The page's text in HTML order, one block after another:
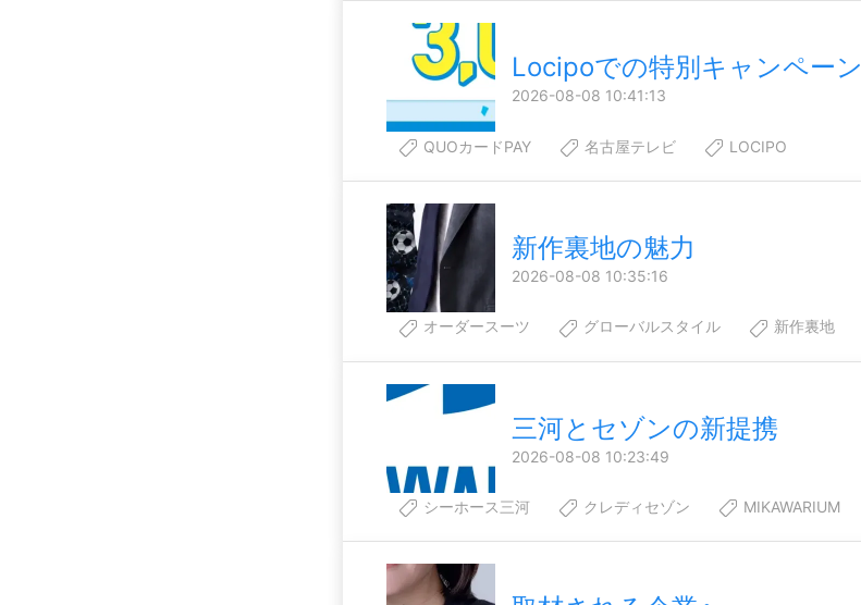
Locipoでの特別キャンペーン
2026-08-08 10:41:13
QUOカードPAY 名古屋テレビ LOCIPO
新作裏地の魅力
2026-08-08 10:35:16
オーダースーツ グローバルスタイル 新作裏地
三河とセゾンの新提携
2026-08-08 10:23:49
シーホース三河 クレディセゾン MIKAWARIUM